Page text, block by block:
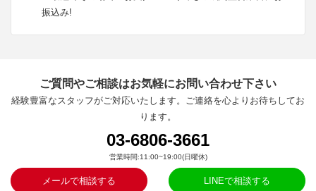
振込み!
ご質問やご相談はお気軽にお問い合わせ下さい
経験豊富なスタッフがご対応いたします。ご連絡を心よりお待ちしてお
ります。
03-6806-3661
営業時間:11:00~19:00(日曜休)
メールで相談する LINEで相談する